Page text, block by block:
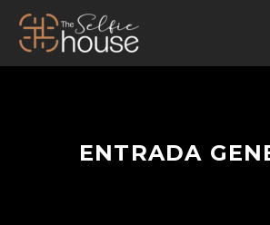
ENTRADA